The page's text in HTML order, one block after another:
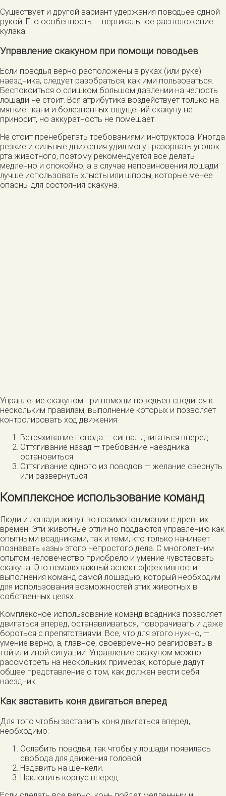
Существует и другой вариант удержания поводьев одной
рукой. Его особенность — вертикальное расположение
кулака.
Управление скакуном при помощи поводьев
Если поводья верно расположены в руках (или руке)
наездника, следует разобраться, как ими пользоваться.
Беспокоиться о слишком большом давлении на челюсть
лошади не стоит. Вся атрибутика воздействует только на
мягкие ткани и болезненных ощущений скакуну не
приносит, но аккуратность не помешает.
Не стоит пренебрегать требованиями инструктора. Иногда
резкие и сильные движения удил могут разорвать уголок
рта животного, поэтому рекомендуется все делать
медленно и спокойно, а в случае неповиновения лошади
лучше использовать хлысты или шпоры, которые менее
опасны для состояния скакуна.
Управление скакуном при помощи поводьев сводится к
нескольким правилам, выполнение которых и позволяет
контролировать ход движения:
Встряхивание повода — сигнал двигаться вперед.
Оттягивание назад — требование наездника
остановиться.
Оттягивание одного из поводов — желание свернуть
или развернуться.
Комплексное использование команд
Люди и лошади живут во взаимопонимании с древних
времен. Эти животные отлично поддаются управлению как
опытными всадниками, так и теми, кто только начинает
познавать «азы» этого непростого дела. С многолетним
опытом человечество приобрело и умение чувствовать
скакуна. Это немаловажный аспект эффективности
выполнения команд самой лошадью, который необходим
для использования возможностей этих животных в
собственных целях.
Комплексное использование команд всадника позволяет
двигаться вперед, останавливаться, поворачивать и даже
бороться с препятствиями. Все, что для этого нужно, —
умение верно, а, главное, своевременно реагировать в
той или иной ситуации. Управление скакуном можно
рассмотреть на нескольких примерах, которые дадут
общее представление о том, как должен вести себя
наездник.
Как заставить коня двигаться вперед
Для того чтобы заставить коня двигаться вперед,
необходимо:
Ослабить поводья, так чтобы у лошади появилась
свобода для движения головой.
Надавить на шенкели.
Наклонить корпус вперед.